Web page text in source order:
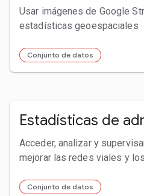
Usar imágenes de Google
estadísticas geoespaciales
Conjunto de datos
Estadísticas de
Acceder, analizar y
mejorar las redes viales y
Conjunto de datos